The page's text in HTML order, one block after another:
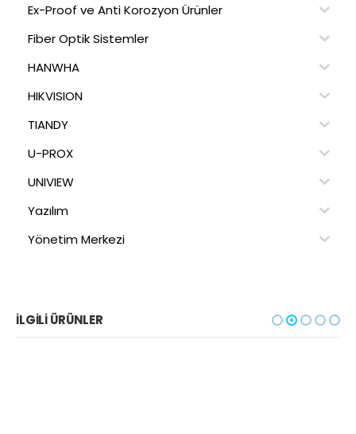
Ex-Proof ve Anti Korozyon Ürünler
Fiber Optik Sistemler
HANWHA
HIKVISION
TIANDY
U-PROX
UNIVIEW
Yazılım
Yönetim Merkezi
İLGILI ÜRÜNLER